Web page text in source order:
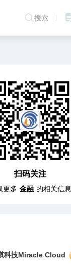
搜索
扫码关注
更多 金融 的相关信息
科技Miracle Cloud